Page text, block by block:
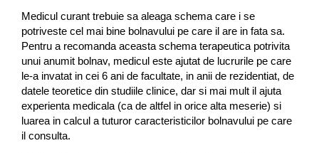
Medicul curant trebuie sa aleaga schema care i se
potriveste cel mai bine bolnavului pe care il are in fata sa.
Pentru a recomanda aceasta schema terapeutica potrivita
unui anumit bolnav, medicul este ajutat de lucrurile pe care
le-a invatat in cei 6 ani de facultate, in anii de rezidentiat, de
datele teoretice din studiile clinice, dar si mai mult il ajuta
experienta medicala (ca de altfel in orice alta meserie) si
luarea in calcul a tuturor caracteristicilor bolnavului pe care
il consulta.